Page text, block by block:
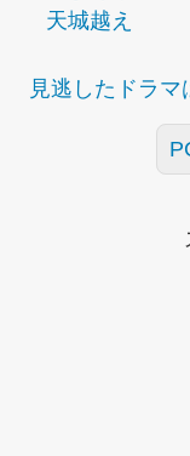
天城越え
見逃したドラマ